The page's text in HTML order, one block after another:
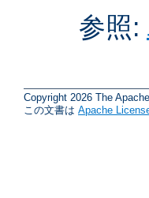
参照:
Copyright 2026 The
この文書は Apache